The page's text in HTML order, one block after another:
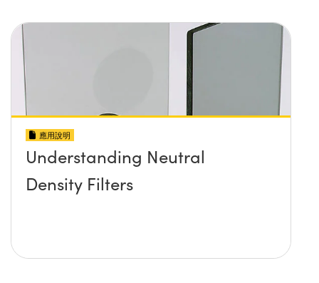
應用說明
Understanding Neutral
Density Filters